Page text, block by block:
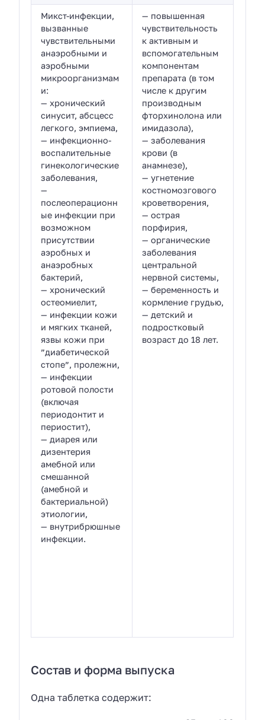
Микст-инфекции,
вызванные
чувствительными
анаэробными и
аэробными
микроорганизмам
и:
— хронический
синусит, абсцесс
легкого, эмпиема,
— инфекционно-
воспалительные
гинекологические
заболевания,
—
послеоперационн
ые инфекции при
возможном
присутствии
аэробных и
анаэробных
бактерий,
— хронический
остеомиелит,
— инфекции кожи
и мягких тканей,
язвы кожи при
”диабетической
стопе”, пролежни,
— инфекции
ротовой полости
(включая
периодонтит и
периостит),
— диарея или
дизентерия
амебной или
смешанной
(амебной и
бактериальной)
этиологии,
— внутрибрюшные
инфекции.
— повышенная
чувствительность
к активным и
вспомогательным
компонентам
препарата (в том
числе к другим
производным
фторхинолона или
имидазола),
— заболевания
крови (в
анамнезе),
— угнетение
костномозгового
кроветворения,
— острая
порфирия,
— органические
заболевания
центральной
нервной системы,
— беременность и
кормление грудью,
— детский и
подростковый
возраст до 18 лет.
Состав и форма выпуска
Одна таблетка содержит: